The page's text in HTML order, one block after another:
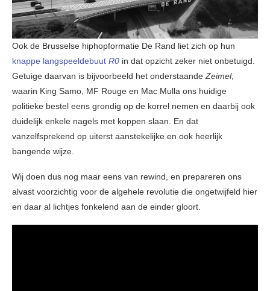
Ook de Brusselse hiphopformatie De Rand liet zich op hun
knappe langspeeldebuut R0 in dat opzicht zeker niet onbetuigd.
Getuige daarvan is bijvoorbeeld het onderstaandeZeimel,
waarin King Samo, MF Rouge en Mac Mulla ons huidige
politieke bestel eens grondig op de korrel nemen en daarbij ook
duidelijk enkele nagels met koppen slaan. En dat
vanzelfsprekend op uiterst aanstekelijke en ook heerlijk
bangende wijze.
Wij doen dus nog maar eens van rewind, en prepareren ons
alvast voorzichtig voor de algehele revolutie die ongetwijfeld hier
en daar al lichtjes fonkelend aan de einder gloort.